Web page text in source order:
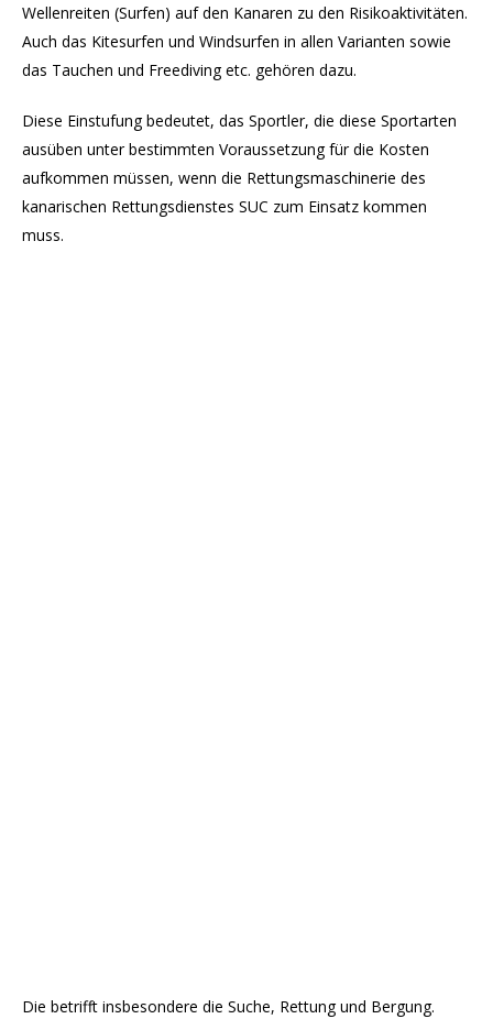
Wellenreiten (Surfen) auf den Kanaren zu den Risikoaktivitäten.
Auch das Kitesurfen und Windsurfen in allen Varianten sowie
das Tauchen und Freediving etc. gehören dazu.
Diese Einstufung bedeutet, das Sportler, die diese Sportarten
ausüben unter bestimmten Voraussetzung für die Kosten
aufkommen müssen, wenn die Rettungsmaschinerie des
kanarischen Rettungsdienstes SUC zum Einsatz kommen
muss.
Die betrifft insbesondere die Suche, Rettung und Bergung.